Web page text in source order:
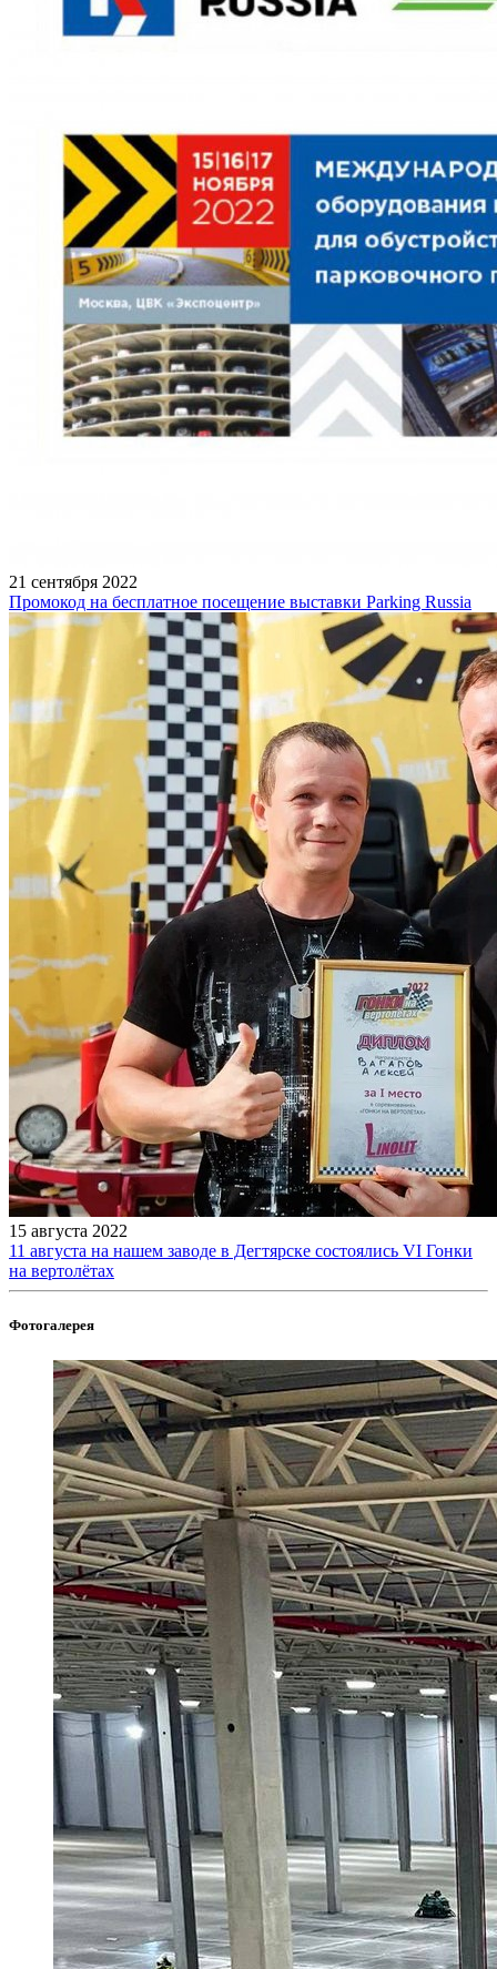
21 сентября 2022
Промокод на бесплатное посещение выставки Parking Russia
15 августа 2022
11 августа на нашем заводе в Дегтярске состоялись VI Гонки
на вертолётах
Фотогалерея